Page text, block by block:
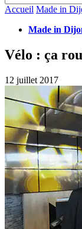
Accueil Made in
Made in
Vélo : ça
12 juillet 2017